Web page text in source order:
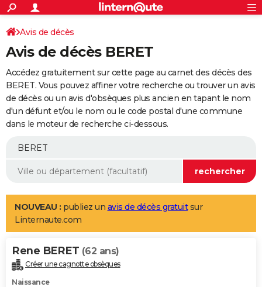
ACTUALITÉS
Politique
Société
Faits Divers
Education
Monde
Villes
+
SPORT
Coupe du monde 2026
Football
Tennis
Cyclisme
Rugby
Forum
Programme TV
TNT
Streaming
Cinéma
Sorties cinéma
Musique
+
FINANCE
Retraite
Impôts
Epargne
Immobilier
Risques naturels par ville
Banque
Assurance
Crédit
AUTO
Essais
Réserver un essai
Citadines
Berlines
SUV
Forum auto
+
Mobiles
Meilleur smartphone
Internet
Ordinateurs
Jeux vidéo
Guide high-tech
Aménagement intérieur
LIFESTYLE
Art de vivre
Bien-être
Loisirs
Mode
Modes de vie
Alimentation
Guide de la santé
Maladies
Médicaments
Sommeil
VOYAGE
Destinations
City break
Voyage nature
Voyage de noces
Forum
Climat
+PHOTO
Avis de décès
Avis de décès BERET
Accédez gratuitement sur cette page au carnet des décès des
BERET. Vous pouvez affiner votre recherche ou trouver un avis
de décès ou un avis d'obsèques plus ancien en tapant le nom
d'un défunt et/ou le nom ou le code postal d'une commune
dans le moteur de recherche ci-dessous.
NOUVEAU : publiez un avis de décès gratuitsur
Linternaute.com
Rene BERET (62 ans)
Créer une cagnotte obsèques
Naissance